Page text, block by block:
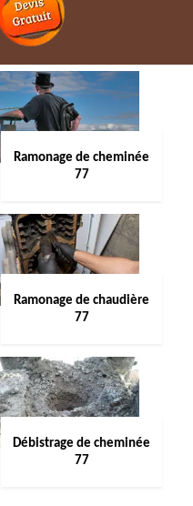
Ramonage de cheminée
77
Ramonage de chaudière
77
Débistrage de cheminée
77